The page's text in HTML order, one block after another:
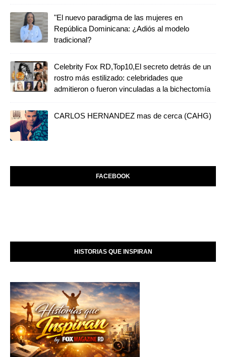
"El nuevo paradigma de las mujeres en
República Dominicana: ¿Adiós al modelo
tradicional?
Celebrity Fox RD,Top10,El secreto detrás de un
rostro más estilizado: celebridades que
admitieron o fueron vinculadas a la bichectomía
CARLOS HERNANDEZ mas de cerca (CAHG)
FACEBOOK
HISTORIAS QUE INSPIRAN